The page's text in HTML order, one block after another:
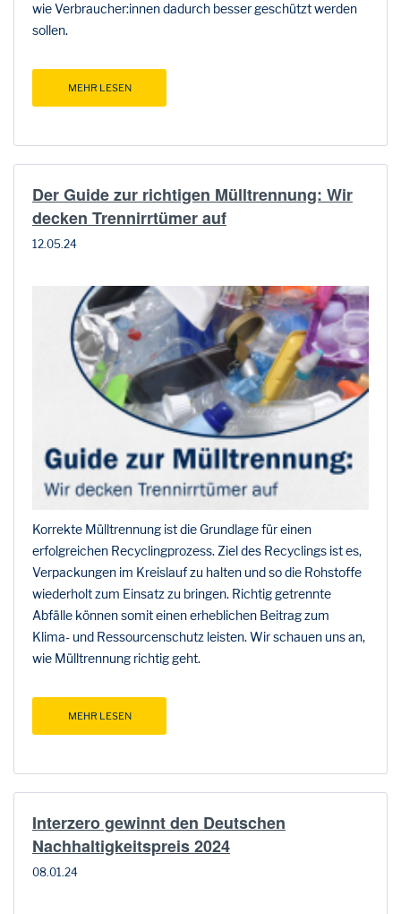
wie Verbraucher:innen dadurch besser geschützt werden
sollen.
MEHR LESEN
Der Guide zur richtigen Mülltrennung: Wir
decken Trennirrtümer auf
12.05.24
Korrekte Mülltrennung ist die Grundlage für einen
erfolgreichen Recyclingprozess. Ziel des Recyclings ist es,
Verpackungen im Kreislauf zu halten und so die Rohstoffe
wiederholt zum Einsatz zu bringen. Richtig getrennte
Abfälle können somit einen erheblichen Beitrag zum
Klima- und Ressourcenschutz leisten. Wir schauen uns an,
wie Mülltrennung richtig geht.
MEHR LESEN
Interzero gewinnt den Deutschen
Nachhaltigkeitspreis 2024
08.01.24